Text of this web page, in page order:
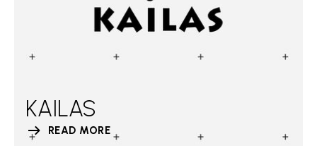
KAILAS
READ MORE